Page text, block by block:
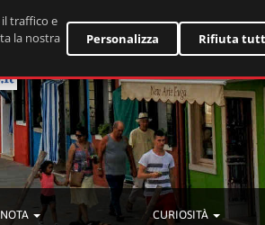
CURIOSITÀ
traffico e
la nostra
Personalizza Rifiuta